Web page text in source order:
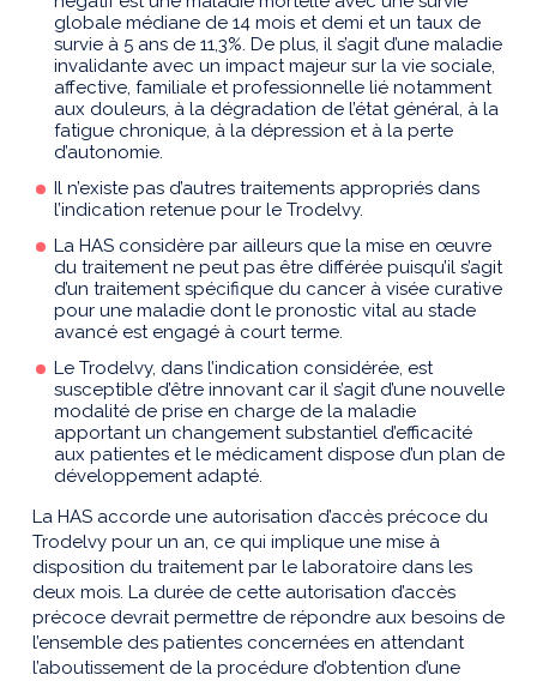
globale médiane de 14 mois et demi et un taux de
survie à 5 ans de 11,3%. De plus, il s’agit d’une maladie
invalidante avec un impact majeur sur la vie sociale,
affective, familiale et professionnelle lié notamment
aux douleurs, à la dégradation de l’état général, à la
fatigue chronique, à la dépression et à la perte
d’autonomie.
Il n’existe pas d’autres traitements appropriés dans
l’indication retenue pour le Trodelvy.
La HAS considère par ailleurs que la mise en œuvre
du traitement ne peut pas être différée puisqu’il s’agit
d’un traitement spécifique du cancer à visée curative
pour une maladie dont le pronostic vital au stade
avancé est engagé à court terme.
Le Trodelvy, dans l’indication considérée, est
susceptible d’être innovant car il s’agit d’une nouvelle
modalité de prise en charge de la maladie
apportant un changement substantiel d’efficacité
aux patientes et le médicament dispose d’un plan de
développement adapté.
La HAS accorde une autorisation d’accès précoce du
Trodelvy pour un an, ce qui implique une mise à
disposition du traitement par le laboratoire dans les
deux mois. La durée de cette autorisation d’accès
précoce devrait permettre de répondre aux besoins de
l’ensemble des patientes concernées en attendant
l’aboutissement de la procédure d’obtention d’une